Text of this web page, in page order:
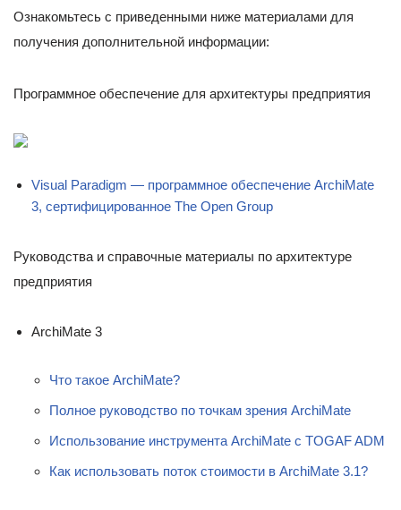
Ознакомьтесь с приведенными ниже материалами для
получения дополнительной информации:
Программное обеспечение для архитектуры предприятия
Visual Paradigm — программное обеспечение ArchiMate
3, сертифицированное The Open Group
Руководства и справочные материалы по архитектуре
предприятия
ArchiMate 3
Что такое ArchiMate?
Полное руководство по точкам зрения ArchiMate
Использование инструмента ArchiMate с TOGAF ADM
Как использовать поток стоимости в ArchiMate 3.1?